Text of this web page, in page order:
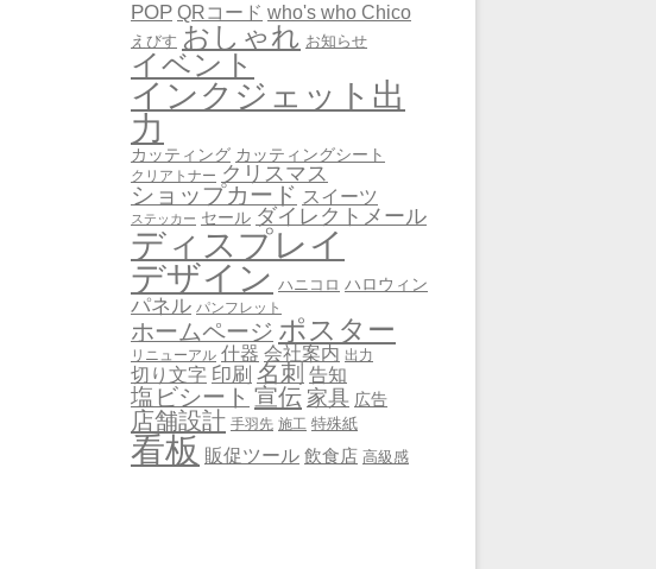
POP QRコード who's who Chico
えびす おしゃれ お知らせ
イベント
インクジェット出
力
カッティング カッティングシート
クリアトナー クリスマス
ショップカード スイーツ
ステッカー セール ダイレクトメール
ディスプレイ
デザイン ハニコロ ハロウィン
パネル パンフレット
ホームページ ポスター
リニューアル 什器 会社案内 出力
切り文字 印刷 名刺 告知
塩ビシート 宣伝 家具 広告
店舗設計 手羽先 施工 特殊紙
看板 販促ツール 飲食店 高級感